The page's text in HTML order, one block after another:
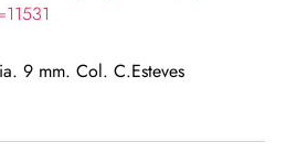
9 mm. Col. C.Esteves